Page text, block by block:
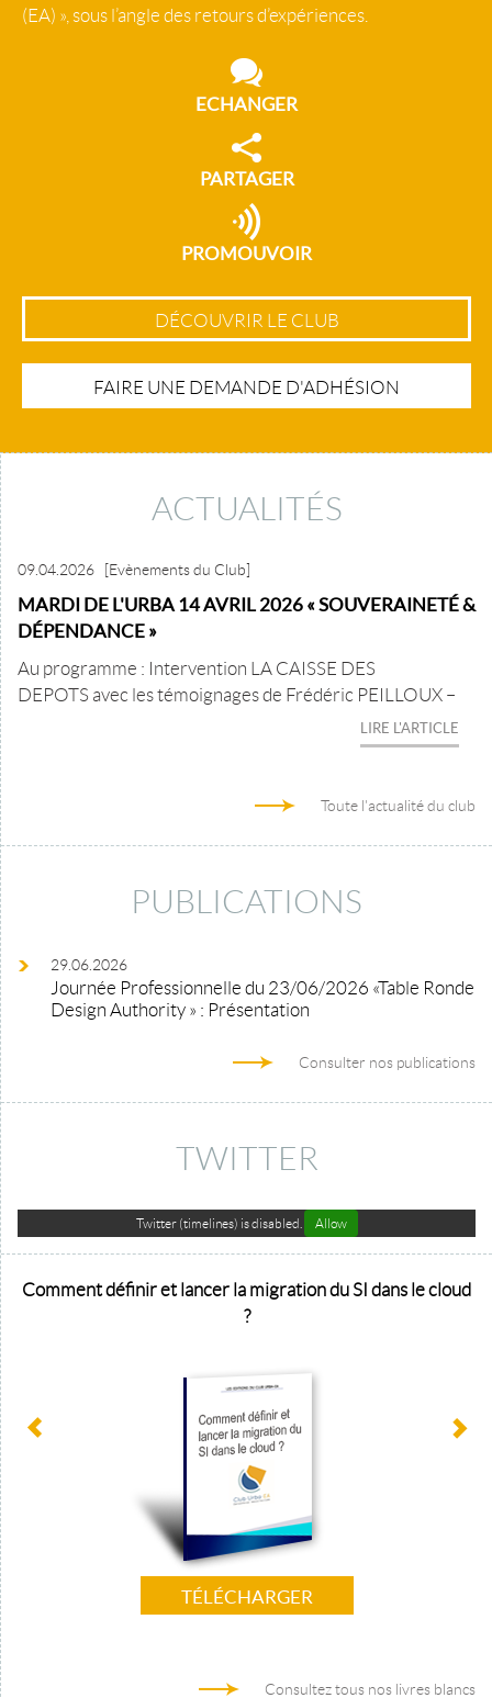
(EA) », sous l’angle des retours d’expériences.
ECHANGER
PARTAGER
PROMOUVOIR
DÉCOUVRIR LE CLUB
FAIRE UNE DEMANDE D'ADHÉSION
ACTUALITÉS
09.04.2026 [Evènements du Club]
MARDI DE L'URBA 14 AVRIL 2026 « SOUVERAINETÉ &
DÉPENDANCE »
Au programme : Intervention LA CAISSE DES
DEPOTS avec les témoignages de Frédéric PEILLOUX –
LIRE L'ARTICLE
Toute l'actualité du club
PUBLICATIONS
29.06.2026
Journée Professionnelle du 23/06/2026 «Table Ronde
Design Authority » : Présentation
Consulter nos publications
TWITTER
Twitter (timelines) is disabled. Allow
Comment définir et lancer la migration du SI dans le cloud
?
TÉLÉCHARGER
Consultez tous nos livres blancs